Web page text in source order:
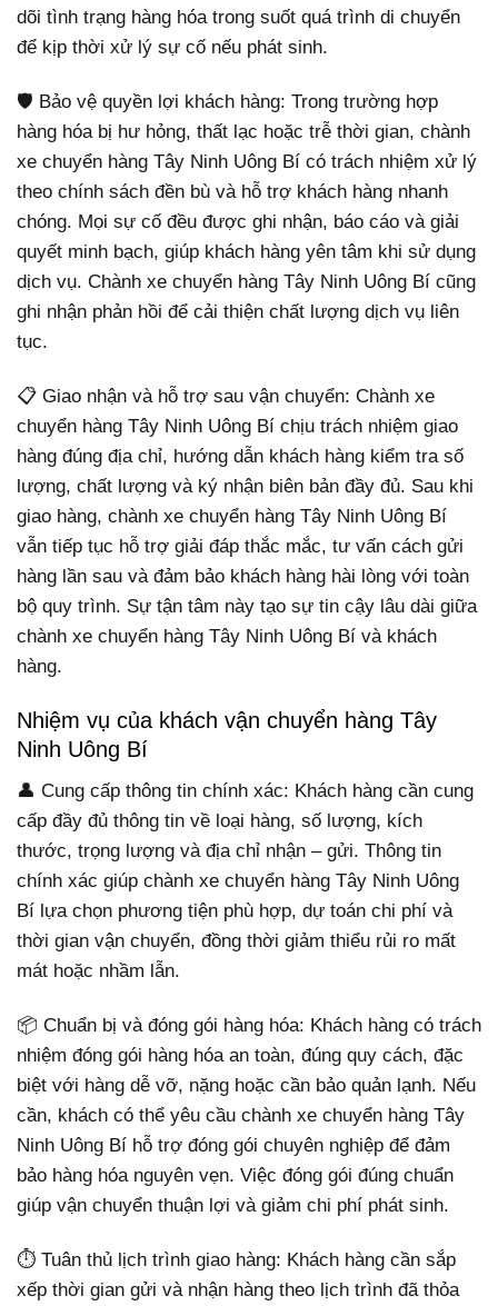
dõi tình trạng hàng hóa trong suốt quá trình di chuyển
để kịp thời xử lý sự cố nếu phát sinh.
🛡 Bảo vệ quyền lợi khách hàng: Trong trường hợp
hàng hóa bị hư hỏng, thất lạc hoặc trễ thời gian, chành
xe chuyển hàng Tây Ninh Uông Bí có trách nhiệm xử lý
theo chính sách đền bù và hỗ trợ khách hàng nhanh
chóng. Mọi sự cố đều được ghi nhận, báo cáo và giải
quyết minh bạch, giúp khách hàng yên tâm khi sử dụng
dịch vụ. Chành xe chuyển hàng Tây Ninh Uông Bí cũng
ghi nhận phản hồi để cải thiện chất lượng dịch vụ liên
tục.
📋 Giao nhận và hỗ trợ sau vận chuyển: Chành xe
chuyển hàng Tây Ninh Uông Bí chịu trách nhiệm giao
hàng đúng địa chỉ, hướng dẫn khách hàng kiểm tra số
lượng, chất lượng và ký nhận biên bản đầy đủ. Sau khi
giao hàng, chành xe chuyển hàng Tây Ninh Uông Bí
vẫn tiếp tục hỗ trợ giải đáp thắc mắc, tư vấn cách gửi
hàng lần sau và đảm bảo khách hàng hài lòng với toàn
bộ quy trình. Sự tận tâm này tạo sự tin cậy lâu dài giữa
chành xe chuyển hàng Tây Ninh Uông Bí và khách
hàng.
Nhiệm vụ của khách vận chuyển hàng Tây
Ninh Uông Bí
👤 Cung cấp thông tin chính xác: Khách hàng cần cung
cấp đầy đủ thông tin về loại hàng, số lượng, kích
thước, trọng lượng và địa chỉ nhận – gửi. Thông tin
chính xác giúp chành xe chuyển hàng Tây Ninh Uông
Bí lựa chọn phương tiện phù hợp, dự toán chi phí và
thời gian vận chuyển, đồng thời giảm thiểu rủi ro mất
mát hoặc nhầm lẫn.
📦 Chuẩn bị và đóng gói hàng hóa: Khách hàng có trách
nhiệm đóng gói hàng hóa an toàn, đúng quy cách, đặc
biệt với hàng dễ vỡ, nặng hoặc cần bảo quản lạnh. Nếu
cần, khách có thể yêu cầu chành xe chuyển hàng Tây
Ninh Uông Bí hỗ trợ đóng gói chuyên nghiệp để đảm
bảo hàng hóa nguyên vẹn. Việc đóng gói đúng chuẩn
giúp vận chuyển thuận lợi và giảm chi phí phát sinh.
⏱ Tuân thủ lịch trình giao hàng: Khách hàng cần sắp
xếp thời gian gửi và nhận hàng theo lịch trình đã thỏa